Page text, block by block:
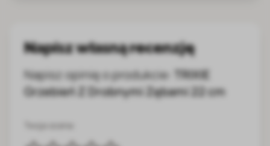
Napisz własną recenzję
Napisz opinię o produkcie: TRIXIE
Grzebień Z Drobnymi Zębami 22 cm